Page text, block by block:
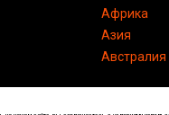
Африка
Азия
Австралия